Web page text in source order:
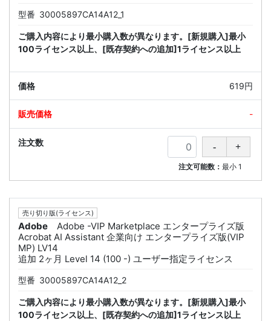
型番 30005897CA14A12_1
ご購入内容により最小購入数が異なります。[新規購入]最小
100ライセンス以上、[既存契約への追加]1ライセンス以上
619円
-
注文可能数：最小 1
売り切り版(ライセンス)
Adobe
Adobe -VIP Marketplace エンタープライズ版
Acrobat AI Assistant 企業向け エンタープライズ版(VIP
MP) LV14
追加 2ヶ月 Level 14 (100 -) ユーザー指定ライセンス
型番 30005897CA14A12_2
ご購入内容により最小購入数が異なります。[新規購入]最小
100ライセンス以上、[既存契約への追加]1ライセンス以上